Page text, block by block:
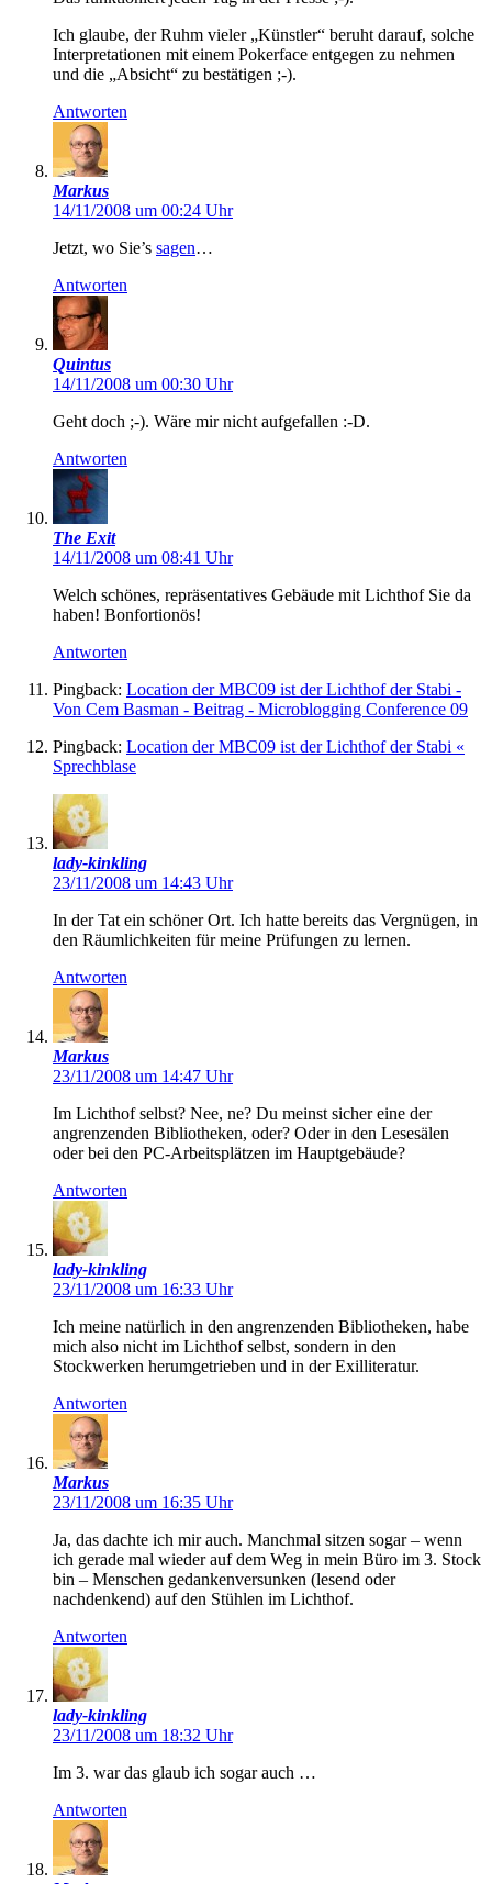
Ich glaube, der Ruhm vieler „Künstler“ beruht darauf, solche
Interpretationen mit einem Pokerface entgegen zu nehmen
und die „Absicht“ zu bestätigen ;-).
Antworten
Markus
14/11/2008 um 00:24 Uhr
Jetzt, wo Sie’s sagen…
Antworten
Quintus
14/11/2008 um 00:30 Uhr
Geht doch ;-). Wäre mir nicht aufgefallen :-D.
Antworten
The Exit
14/11/2008 um 08:41 Uhr
Welch schönes, repräsentatives Gebäude mit Lichthof Sie da
haben! Bonfortionös!
Antworten
Pingback: Location der MBC09 ist der Lichthof der Stabi -
Von Cem Basman - Beitrag - Microblogging Conference 09
Pingback: Location der MBC09 ist der Lichthof der Stabi «
Sprechblase
lady-kinkling
23/11/2008 um 14:43 Uhr
In der Tat ein schöner Ort. Ich hatte bereits das Vergnügen, in
den Räumlichkeiten für meine Prüfungen zu lernen.
Antworten
Markus
23/11/2008 um 14:47 Uhr
Im Lichthof selbst? Nee, ne? Du meinst sicher eine der
angrenzenden Bibliotheken, oder? Oder in den Lesesälen
oder bei den PC-Arbeitsplätzen im Hauptgebäude?
Antworten
lady-kinkling
23/11/2008 um 16:33 Uhr
Ich meine natürlich in den angrenzenden Bibliotheken, habe
mich also nicht im Lichthof selbst, sondern in den
Stockwerken herumgetrieben und in der Exilliteratur.
Antworten
Markus
23/11/2008 um 16:35 Uhr
Ja, das dachte ich mir auch. Manchmal sitzen sogar – wenn
ich gerade mal wieder auf dem Weg in mein Büro im 3. Stock
bin – Menschen gedankenversunken (lesend oder
nachdenkend) auf den Stühlen im Lichthof.
Antworten
lady-kinkling
23/11/2008 um 18:32 Uhr
Im 3. war das glaub ich sogar auch …
Antworten